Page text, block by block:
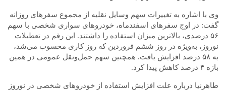
وی با اشاره به تغییرات سهم وسایل نقلیه از مجموع سفرهای روزانه
گفت: در اوج سفرهای اسفندماه، خودروهای سواری شخصی با سهم
۵۶ درصدی، بالاترین میزان استفاده را داشتند. این رقم در تعطیلات
نوروز، به‌ویژه در روز ششم فروردین که روز کاری محسوب می‌شد،
به ۵۸ درصد افزایش یافت. همچنین سهم حمل‌ونقل عمومی در همین
بازه ۴ درصد کاهش پیدا کرد.
طاهرنیا درباره علت افزایش استفاده از خودروهای شخصی در نوروز